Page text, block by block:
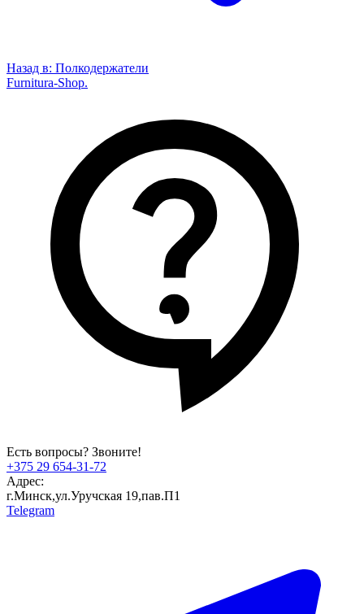
Назад в: Полкодержатели
Furnitura-Shop.
Есть вопросы? Звоните!
+375 29 654-31-72
Адрес:
г.Минск,ул.Уручская 19,пав.П1
Telegram